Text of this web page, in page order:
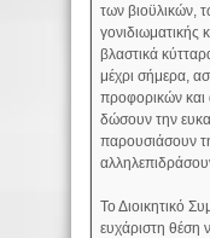
των βιοϋλικών,
γονιδιωματικής
βλαστικά
μέχρι σήμερα,
προφορικών
δώσουν την
παρουσιάσουν
Το Διοικητικό
ευχάριστη θέση